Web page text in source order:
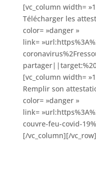
[vc_column width=
Télécharger les
color= »danger »
link=
[vc_column width=
Remplir son
color= »danger »
link=
couvre-feu-covid-
[/vc_column][/vc_row]